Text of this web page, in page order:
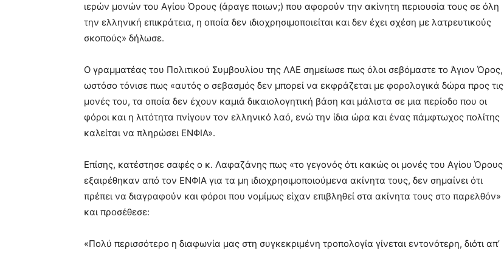
ιερών μονών του Αγίου Όρους (άραγε ποιων;) που αφορούν την ακίνητη περιουσία τους σε όλη
την ελληνική επικράτεια, η οποία δεν ιδιοχρησιμοποιείται και δεν έχει σχέση με λατρευτικούς
σκοπούς» δήλωσε.
Ο γραμματέας του Πολιτικού Συμβουλίου της ΛΑΕ σημείωσε πως όλοι σεβόμαστε το Άγιον Όρος,
ωστόσο τόνισε πως «αυτός ο σεβασμός δεν μπορεί να εκφράζεται με φορολογικά δώρα προς τις
μονές του, τα οποία δεν έχουν καμιά δικαιολογητική βάση και μάλιστα σε μια περίοδο που οι
φόροι και η λιτότητα πνίγουν τον ελληνικό λαό, ενώ την ίδια ώρα και ένας πάμφτωχος πολίτης
καλείται να πληρώσει ΕΝΦΙΑ».
Επίσης, κατέστησε σαφές ο κ. Λαφαζάνης πως «το γεγονός ότι κακώς οι μονές του Αγίου Όρους
εξαιρέθηκαν από τον ΕΝΦΙΑ για τα μη ιδιοχρησιμοποιούμενα ακίνητα τους, δεν σημαίνει ότι
πρέπει να διαγραφούν και φόροι που νομίμως είχαν επιβληθεί στα ακίνητα τους στο παρελθόν»
και προσέθεσε:
«Πολύ περισσότερο η διαφωνία μας στη συγκεκριμένη τροπολογία γίνεται εντονότερη, διότι απ’